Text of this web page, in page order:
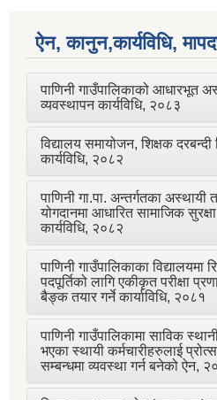
ऐन, कानुन,कार्यविधि,
पाणिनी गाउँपालिकाको आधारभूत
व्यवस्थापन कार्यविधि, २०८३
विद्यालय समायोजन, शिक्षक
कार्यविधि, २०८२
पाणिनी गा.पा. अन्तर्गतका अस्थायी
योगदानमा आधारित सामाजिक
कार्यविधि, २०८२
पाणिनी गाउँपालिकाका विद्यालयमा
पदपूर्तिको लागि एकीकृत परीक्षा
बैङ्क तयार गर्ने कार्याविधि, २०८१
पाणिनी गाउँपालिकामा साविक
भएका स्थायी कर्मचारीहरुलाई
सम्बन्धमा व्यवस्था गर्न बनेको ऐन,